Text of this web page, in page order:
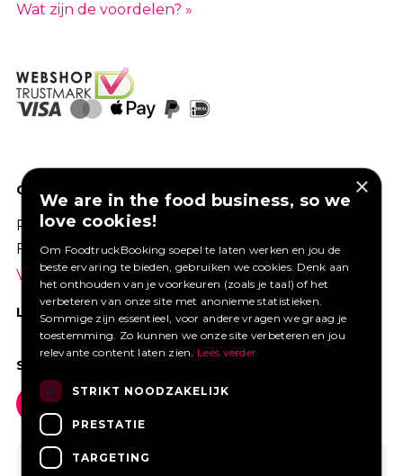
Wat zijn de voordelen? »
GOED VERZEKERD ONDERNEMEN?
Profiteer van een aantrekkelijke premie via
Foodtruckbooking.
Vraag een offerte aan.
LIKE ONS OP FACEBOOK
SOCIAL MEDIA
×
We are in the food business, so we
love cookies!
Om FoodtruckBooking soepel te laten werken en jou de
beste ervaring te bieden, gebruiken we cookies. Denk aan
het onthouden van je voorkeuren (zoals je taal) of het
verbeteren van onze site met anonieme statistieken.
Sommige zijn essentieel, voor andere vragen we graag je
toestemming. Zo kunnen we onze site verbeteren en jou
relevante content laten zien. Lees verder
STRIKT NOODZAKELIJK
PRESTATIE
TARGETING